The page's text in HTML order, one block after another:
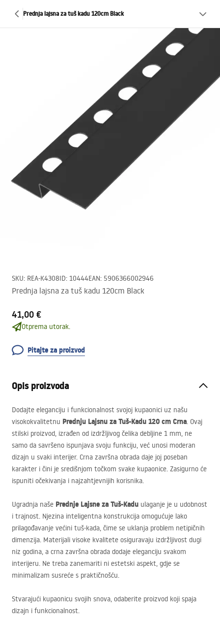
Prednja lajsna za tuš kadu 120cm Black
SKU: REA-K4308ID: 10444EAN: 5906366002946
Prednja lajsna za tuš kadu 120cm Black
41,00 €
Otprema utorak.
Pitajte za proizvod
Opis proizvoda
Dodajte eleganciju i funkcionalnost svojoj kupaonici uz našu
visokokvalitetnu Prednju Lajsnu za Tuš-Kadu 120 cm Crna. Ovaj
stilski proizvod, izrađen od izdržljivog čelika debljine 1 mm, ne
samo da savršeno ispunjava svoju funkciju, već unosi moderan
dizajn u svaki interijer. Crna završna obrada daje joj poseban
karakter i čini je središnjom točkom svake kupaonice. Zasigurno će
ispuniti očekivanja i najzahtjevnijih korisnika.
Ugradnja naše Prednje Lajsne za Tuš-Kadu ulaganje je u udobnost
i trajnost. Njezina inteligentna konstrukcija omogućuje lako
prilagođavanje većini tuš-kada, čime se uklanja problem netipičnih
dimenzija. Materijali visoke kvalitete osiguravaju izdržljivost dugi
niz godina, a crna završna obrada dodaje eleganciju svakom
interijeru. Ne treba zanemariti ni estetski aspekt, gdje se
minimalizam susreće s praktičnošću.
Stvarajući kupaonicu svojih snova, odaberite proizvod koji spaja
dizajn i funkcionalnost.